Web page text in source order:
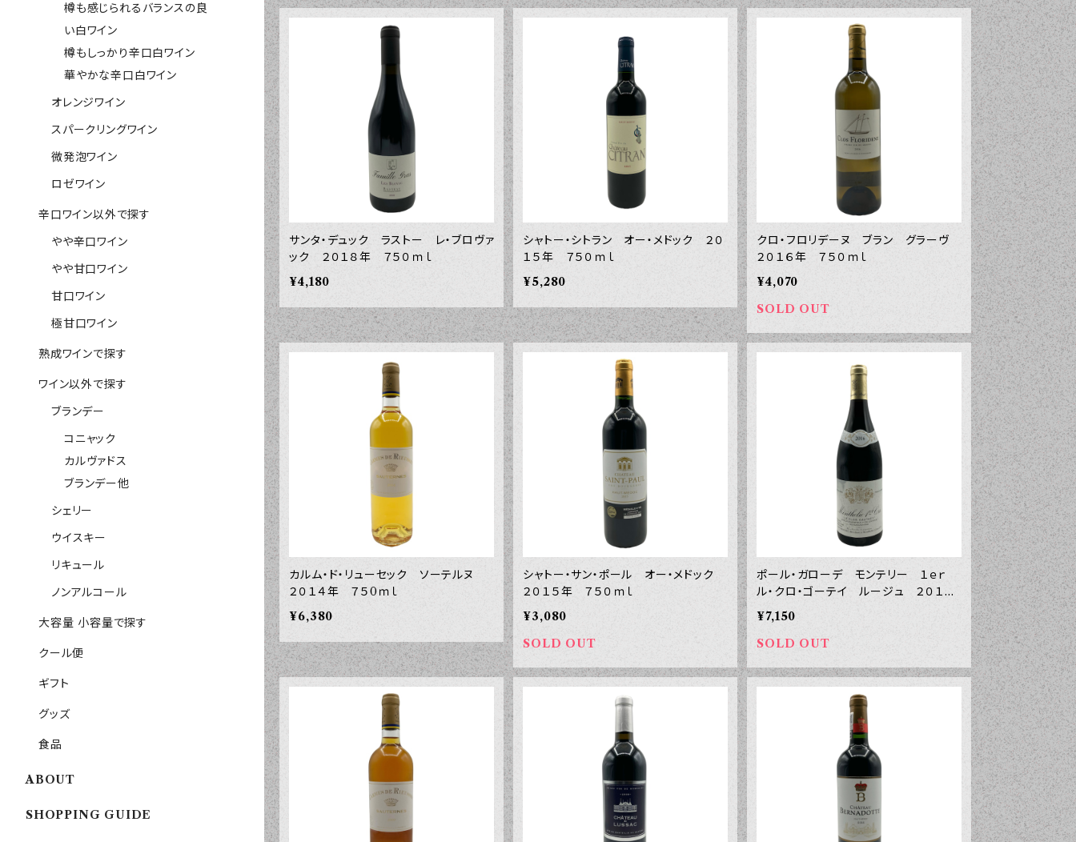
サンタ・デュック ラストー レ・ブロヴァ
ック ２０１８年 ７５０ｍｌ
¥4,180
シャトー・シトラン オー・メドック ２０
１５年 ７５０ｍｌ
¥5,280
クロ・フロリデーヌ ブラン グラーヴ
２０１６年 ７５０ｍｌ
¥4,070
SOLD OUT
カルム・ド・リューセック ソーテルヌ
２０１４年 ７５0ｍｌ
¥6,380
シャトー・サン・ポール オー・メドック
２０１５年 ７５０ｍｌ
¥3,080
SOLD OUT
ポール・ガローデ モンテリー １ｅｒ
ル・クロ・ゴーテイ ルージュ ２０１６
年 ７５０ｍｌ
¥7,150
SOLD OUT
樽も感じられるバランスの良
い白ワイン
樽もしっかり辛口白ワイン
華やかな辛口白ワイン
オレンジワイン
スパークリングワイン
微発泡ワイン
ロゼワイン
辛口ワイン以外で探す
やや辛口ワイン
やや甘口ワイン
甘口ワイン
極甘口ワイン
熟成ワインで探す
ワイン以外で探す
ブランデー
コニャック
カルヴァドス
ブランデー他
シェリー
ウイスキー
リキュール
ノンアルコール
大容量 小容量で探す
クール便
ギフト
グッズ
食品
ABOUT
SHOPPING GUIDE